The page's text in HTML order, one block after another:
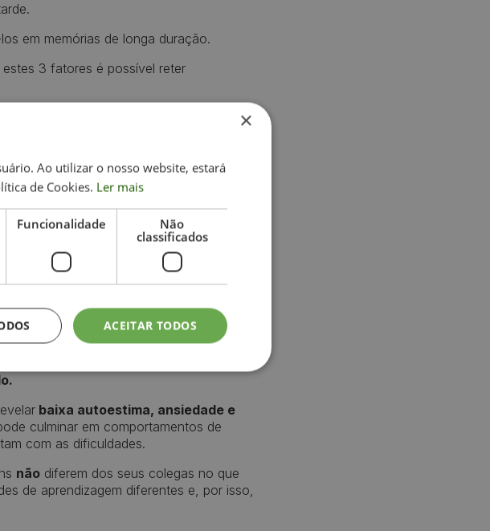
em memórias de longa duração.
3 fatores é possível reter
de
do cérebro na percepção e
baixa autoestima, ansiedade e
culminar em comportamentos de
com as dificuldades.
não diferem dos seus colegas no que
de aprendizagem diferentes e, por isso,
×
Ao utilizar o nosso website, estará
de Cookies. Ler mais
Funcionalidade
Não
classificados
ACEITAR TODOS